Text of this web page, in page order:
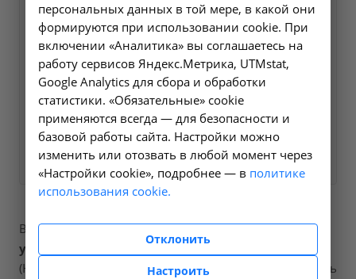
Оформите заявку на сайте,
мы свяжемся с вами в
ближайшее время и ответим
на все интересующие
вопросы.
130 ₽
Заказать услугу
В наших клиниках мы проводимисследование
уровня общего билирубина в крови
, код услуги
(НМУ)
. Для граждан России, у которых есть
персональных данных в той мере, в какой они
формируются при использовании cookie. При
включении «Аналитика» вы соглашаетесь на
работу сервисов Яндекс.Метрика, UTMstat,
Google Analytics для сбора и обработки
статистики. «Обязательные» cookie
применяются всегда — для безопасности и
базовой работы сайта. Настройки можно
изменить или отозвать в любой момент через
«Настройки cookie», подробнее — в политике
использования cookie.
Отклонить
Настроить